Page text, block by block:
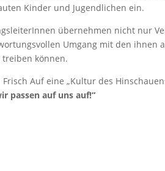
Kinder und Jugendlichen ein.
übernehmen nicht nur
Umgang mit den ihnen
können.
Auf eine „Kultur des
passen auf uns auf!“